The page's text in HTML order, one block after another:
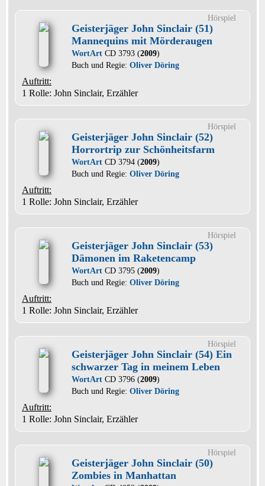
Hörspiel
Geisterjäger John Sinclair (51)
Mannequins mit Mörderaugen
WortArt CD 3793 (2009)
Buch und Regie: Oliver Döring
Auftritt:
1 Rolle: John Sinclair, Erzähler
Hörspiel
Geisterjäger John Sinclair (52)
Horrortrip zur Schönheitsfarm
WortArt CD 3794 (2009)
Buch und Regie: Oliver Döring
Auftritt:
1 Rolle: John Sinclair, Erzähler
Hörspiel
Geisterjäger John Sinclair (53)
Dämonen im Raketencamp
WortArt CD 3795 (2009)
Buch und Regie: Oliver Döring
Auftritt:
1 Rolle: John Sinclair, Erzähler
Hörspiel
Geisterjäger John Sinclair (54) Ein
schwarzer Tag in meinem Leben
WortArt CD 3796 (2009)
Buch und Regie: Oliver Döring
Auftritt:
1 Rolle: John Sinclair, Erzähler
Hörspiel
Geisterjäger John Sinclair (50)
Zombies in Manhattan